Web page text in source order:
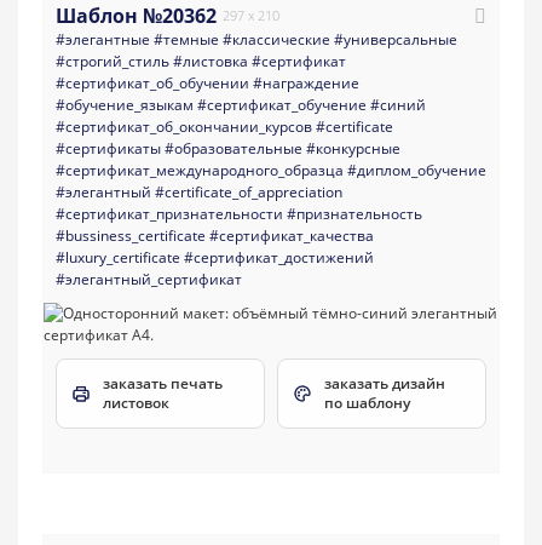
Шаблон №20362 297 x 210
#элегантные #темные #классические #универсальные
#строгий_стиль#листовка #сертификат
#сертификат_об_обучении #награждение
#обучение_языкам #сертификат_обучение #синий
#сертификат_об_окончании_курсов#certificate
#сертификаты#образовательные #конкурсные
#сертификат_международного_образца #диплом_обучение
#элегантный #certificate_of_appreciation
#сертификат_признательности #признательность
#bussiness_certificate #сертификат_качества
#luxury_certificate #сертификат_достижений
#элегантный_сертификат
заказать печать
листовок
заказать дизайн
по шаблону